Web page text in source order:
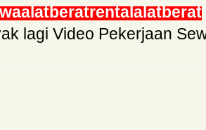
lagi Video Pekerjaan